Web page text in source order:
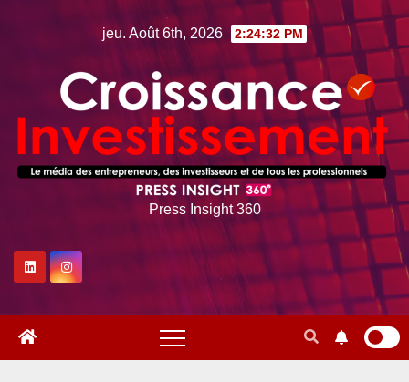
jeu. Août 6th, 2026 2:24:33 PM
Press Insight 360